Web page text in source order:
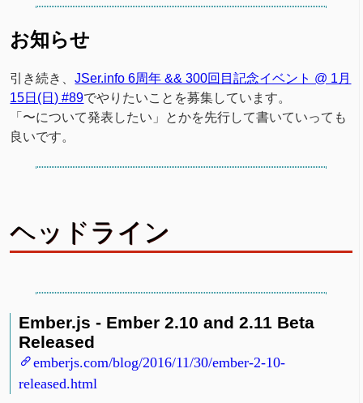
お知らせ
引き続き、JSer.info 6周年 && 300回目記念イベント @ 1月
15日(日) #89でやりたいことを募集しています。
「〜について発表したい」とかを先行して書いていっても
良いです。
ヘッドライン
Ember.js - Ember 2.10 and 2.11 Beta
Released
emberjs.com/blog/2016/11/30/ember-2-10-
released.html